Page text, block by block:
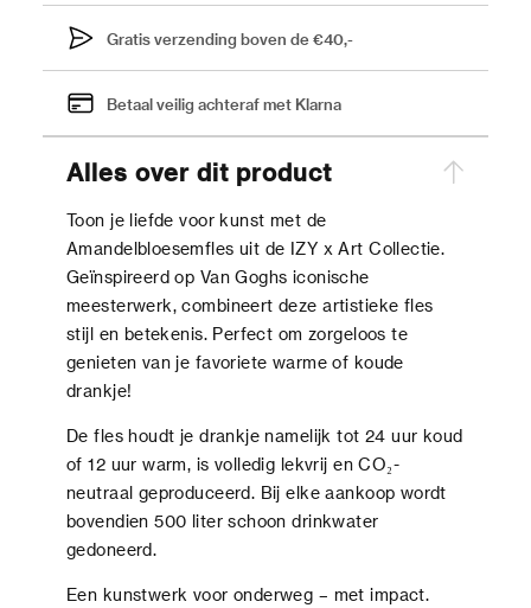
Alles over dit product
Toon je liefde voor kunst met de
Amandelbloesemfles uit de IZY x Art Collectie.
Geïnspireerd op Van Goghs iconische
meesterwerk, combineert deze artistieke fles
stijl en betekenis. Perfect om zorgeloos te
genieten van je favoriete warme of koude
drankje!
De fles houdt je drankje namelijk tot 24 uur koud
of 12 uur warm, is volledig lekvrij en CO₂-
neutraal geproduceerd. Bij elke aankoop wordt
bovendien 500 liter schoon drinkwater
gedoneerd.
Een kunstwerk voor onderweg – met impact.
Gratis verzending boven de €40,-
Betaal veilig achteraf met Klarna